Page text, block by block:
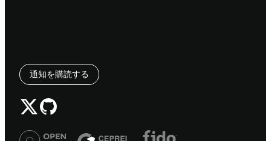
通知を購読する